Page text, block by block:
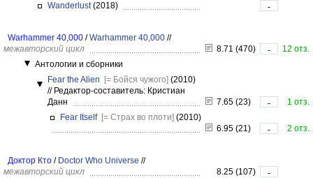
Wanderlust(2018) -
Warhammer 40,000 /Warhammer 40,000 //
межавторский цикл
8.71 (470) -
12 отз.
Антологии и сборники
Fear the Alien
[= Бойся чужого] (2010)
//Редактор-составитель: Кристиан
Данн
7.65 (23) -
1 отз.
Fear Itself [= Страх во плоти] (2010)
6.95 (21)
- 2 отз.
Доктор Кто / Doctor Who Universe //
межавторский цикл
8.25 (107)
-